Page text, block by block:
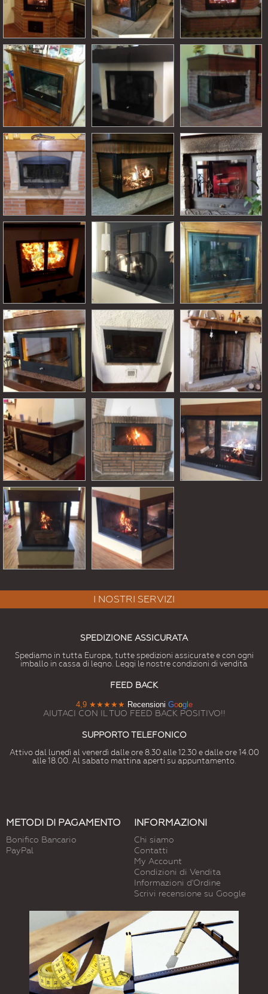
I NOSTRI SERVIZI
SPEDIZIONE ASSICURATA
Spediamo in tutta Europa, tutte spedizioni assicurate e con ogni
imballo in cassa di legno. Leggi le nostre condizioni di vendita
FEED BACK
4,9 ★★★★★ Recensioni Googl e
AIUTACI CON IL TUO FEED BACK POSITIVO!!
SUPPORTO TELEFONICO
Attivo dal lunedì al venerdì dalle ore 8.30 alle 12.30 e dalle ore 14.00
alle 18.00. Al sabato mattina aperti su appuntamento.
METODI DI PAGAMENTO
Bonifico Bancario
PayPal
INFORMAZIONI
Chi siamo
Contatti
My Account
Condizioni di Vendita
Informazioni d'Ordine
Scrivi recensione su Google